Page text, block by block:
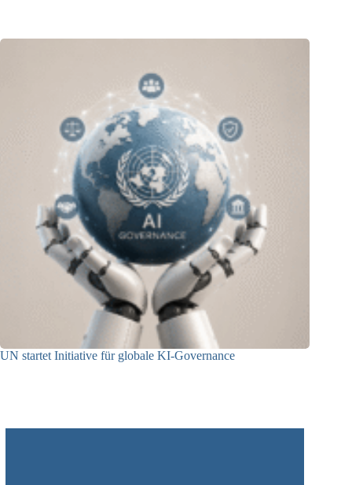
UN startet Initiative für globale KI-Governance